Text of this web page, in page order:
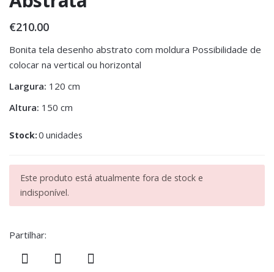
€210.00
Bonita tela desenho abstrato com moldura Possibilidade de
colocar na vertical ou horizontal
Largura: 120 cm
Altura: 150 cm
Stock:0 unidades
Este produto está atualmente fora de stock e
indisponível.
Partilhar: